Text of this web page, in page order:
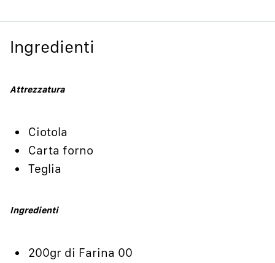
Ingredienti
Attrezzatura
Ciotola
Carta forno
Teglia
Ingredienti
200gr di Farina 00